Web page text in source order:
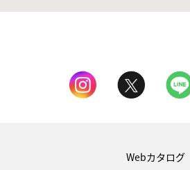
Webカタログ